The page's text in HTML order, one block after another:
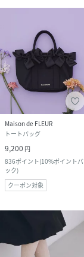
Maison de FLEUR
トートバッグ
9,200 円
836ポイント(10%ポイントバ
ック)
クーポン対象